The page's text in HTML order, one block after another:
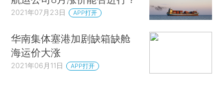
2021年07月23日 APP打开
华南集体塞港加剧缺箱缺舱
海运价大涨
2021年06月11日 APP打开